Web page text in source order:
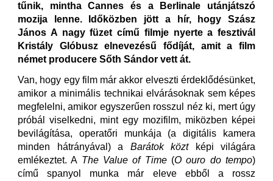
tűnik, mintha Cannes és a Berlinale utánjátszó
mozija lenne. Időközben jött a hír, hogy Szász
János A nagy füzet című filmje nyerte a fesztivál
Kristály Glóbusz elnevezésű fődíját, amit a film
német producere Sőth Sándor vett át.
Van, hogy egy film már akkor elveszti érdeklődésünket,
amikor a minimális technikai elvárásoknak sem képes
megfelelni, amikor egyszerűen rosszul néz ki, mert úgy
próbál viselkedni, mint egy mozifilm, miközben képei
bevilágítása, operatőri munkája (a digitális kamera
minden hátrányával) a Barátok köztképi világára
emlékeztet. A The Value of Time (O ouro do tempo)
című spanyol munka már eleve ebből a rossz